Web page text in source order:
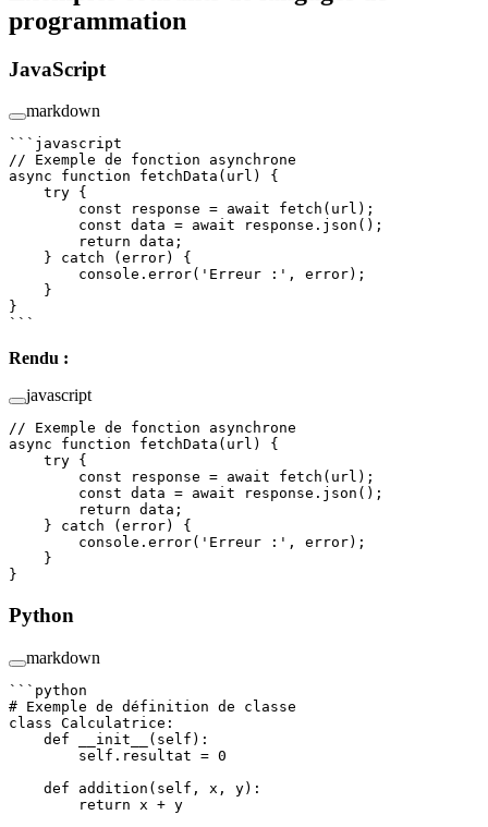
programmation
JavaScript
markdown
```javascript
// Exemple de fonction asynchrone
async function fetchData ( url ) {
    try
{
        const
response = await fetch (url);
        const
data = await response. json ();
        return
data;
    }
catch (error) {
        console.
error( 'Erreur :' , error);
    }
}
```
Rendu :
javascript
// Exemple de fonction asynchrone
async function fetchData ( url ) {
    try
{
        const
response = await fetch (url);
        const
data = await response. json ();
        return
data;
    }
catch (error) {
        console.
error( 'Erreur :' , error);
    }
}
Python
markdown
```python
# Exemple de définition de classe
class Calculatrice :
    def
__init__
(self):
        self
.resultat = 0
    def
addition (self, x, y):
        return
x + y